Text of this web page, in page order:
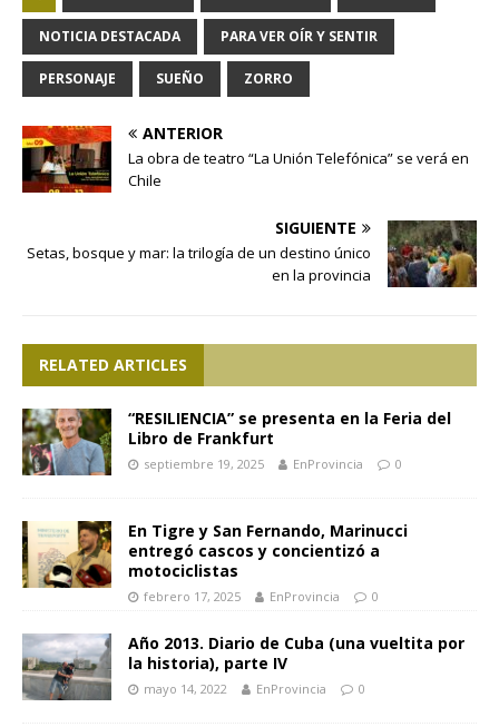
NOTICIA DESTACADA PARA VER OÍR Y SENTIR
PERSONAJE SUEÑO ZORRO
ANTERIOR
La obra de teatro “La Unión Telefónica” se verá en
Chile
SIGUIENTE
Setas, bosque y mar: la trilogía de un destino único
en la provincia
RELATED ARTICLES
“RESILIENCIA” se presenta en la Feria del
Libro de Frankfurt
septiembre 19, 2025 EnProvincia 0
En Tigre y San Fernando, Marinucci
entregó cascos y concientizó a
motociclistas
febrero 17, 2025 EnProvincia 0
Año 2013. Diario de Cuba (una vueltita por
la historia), parte IV
mayo 14, 2022 EnProvincia 0